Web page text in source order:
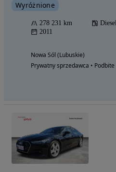
Wyróżnione
278 231 km Diesel
2011
Nowa Sól (Lubuskie)
Prywatny sprzedawca • Podbite